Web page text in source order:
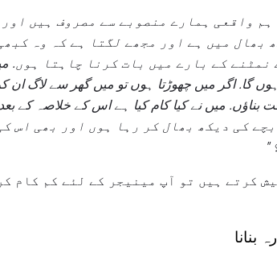
واقعی ہمارے منصوبے سے مصروف ہیں
بھال میں ہے اور مجھے لگتا ہے کہ وہ
نمٹنے کے بارے میں بات کرنا چاہتا ہوں.
گا. اگر میں چھوڑتا ہوں تو میں گھر سے لاگ
بناؤں. میں نے کیا کام کیا ہے اس کے خلاصہ کے
کی دیکھ بھال کر رہا ہوں اور بھی اس
"
کرتے ہیں تو آپ مینیجر کے لئے کم کام
بنانا